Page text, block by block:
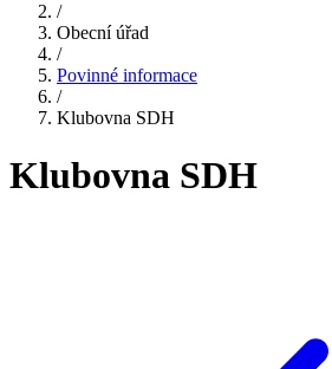
/
Obecní úřad
/
Povinné informace
/
Klubovna SDH
Klubovna SDH